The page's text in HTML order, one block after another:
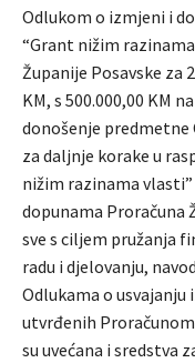
Odlukom o izmjeni i
“Grant nižim
Županije Posavske za
KM, s 500.000,00 KM
donošenje
za daljnje korake u
nižim razinama
dopunama Proračuna
sve s ciljem pružanja
radu i djelovanju,
Odlukama o
utvrđenih Proračunom
su uvećana i sredstva